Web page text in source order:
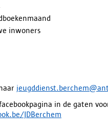
inwoners
in de gaten
JDBerchem